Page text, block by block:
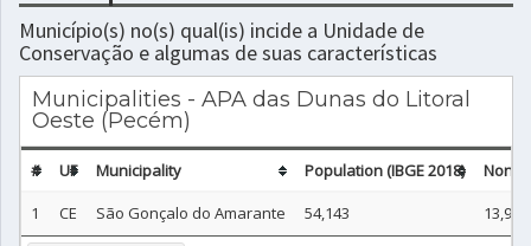
Município(s) no(s) qual(is) incide a Unidade de
Conservação e algumas de suas características
Municipalities - APA das Dunas do Litoral
Oeste (Pecém)
# UF Municipality Population (IBGE 2018)
Non-
1
CE São Gonçalo do Amarante 54,143 13,939